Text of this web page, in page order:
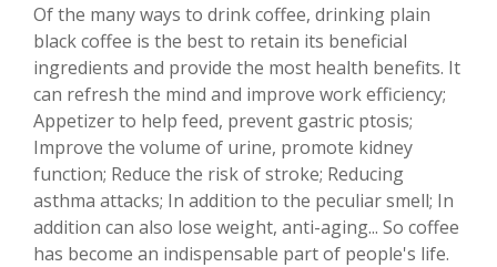
Of the many ways to drink coffee, drinking plain
black coffee is the best to retain its beneficial
ingredients and provide the most health benefits. It
can refresh the mind and improve work efficiency;
Appetizer to help feed, prevent gastric ptosis;
Improve the volume of urine, promote kidney
function; Reduce the risk of stroke; Reducing
asthma attacks; In addition to the peculiar smell; In
addition can also lose weight, anti-aging... So coffee
has become an indispensable part of people's life.